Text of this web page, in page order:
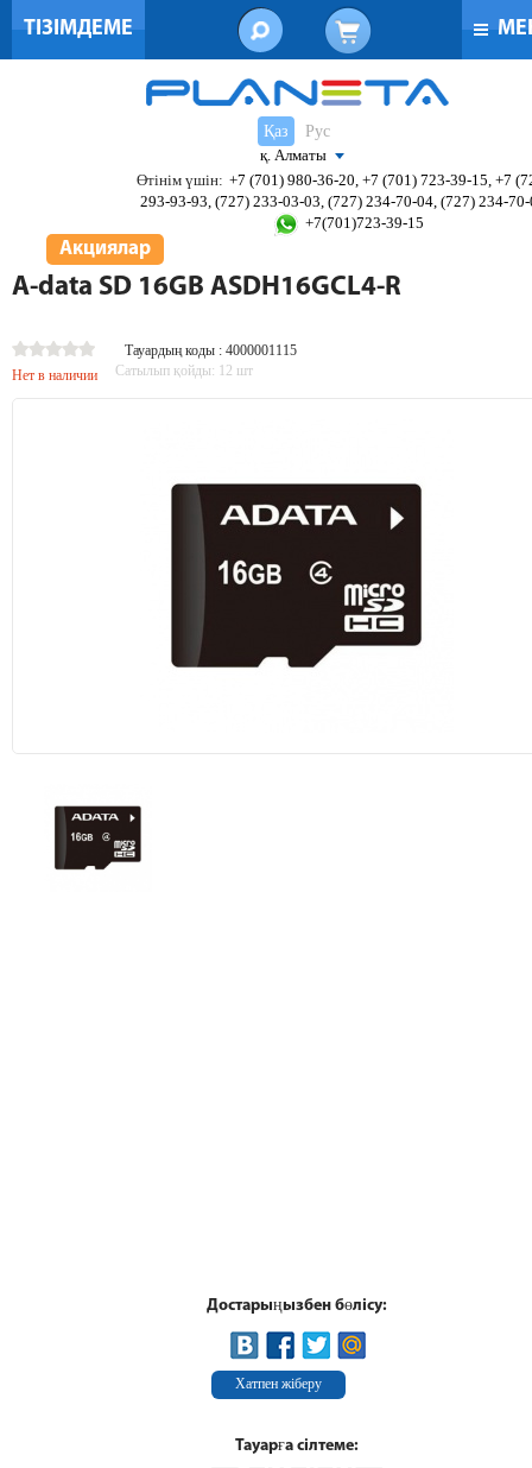
ТІЗІМДЕМЕ
Қаз
Рус
қ. Алматы
Өтінім үшін: +7 (701) 980-36-20, +7 (701) 723-39-15, +7
293-93-93, (727) 233-03-03, (727) 234-70-04, (727) 234-
+7(701)723-39-15
Акциялар
A-data SD 16GB ASDH16GCL4-R
Тауардың коды : 4000001115
Нет в наличии
Сатылып қойды: 12 шт
Достарыңызбен бөлісу:
Хатпен жіберу
Тауарға сілтеме: